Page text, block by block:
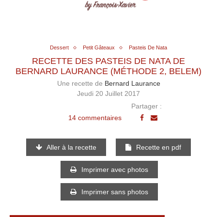
Dessert Petit Gâteaux Pasteis De Nata
RECETTE DES PASTEIS DE NATA DE
BERNARD LAURANCE (MÉTHODE 2, BELEM)
Une recette de Bernard Laurance
Jeudi 20 Juillet 2017
14 commentaires
Partager :
Aller à la recette Recette en pdf
Imprimer avec photos
Imprimer sans photos